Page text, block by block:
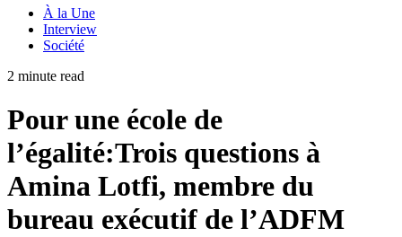
À la Une
Interview
Société
2 minute read
Pour une école de
l’égalité:Trois questions à
Amina Lotfi, membre du
bureau exécutif de l’ADFM